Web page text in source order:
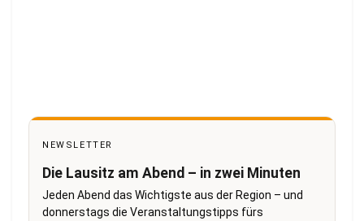
NEWSLETTER
Die Lausitz am Abend – in zwei Minuten
Jeden Abend das Wichtigste aus der Region – und
donnerstags die Veranstaltungstipps fürs